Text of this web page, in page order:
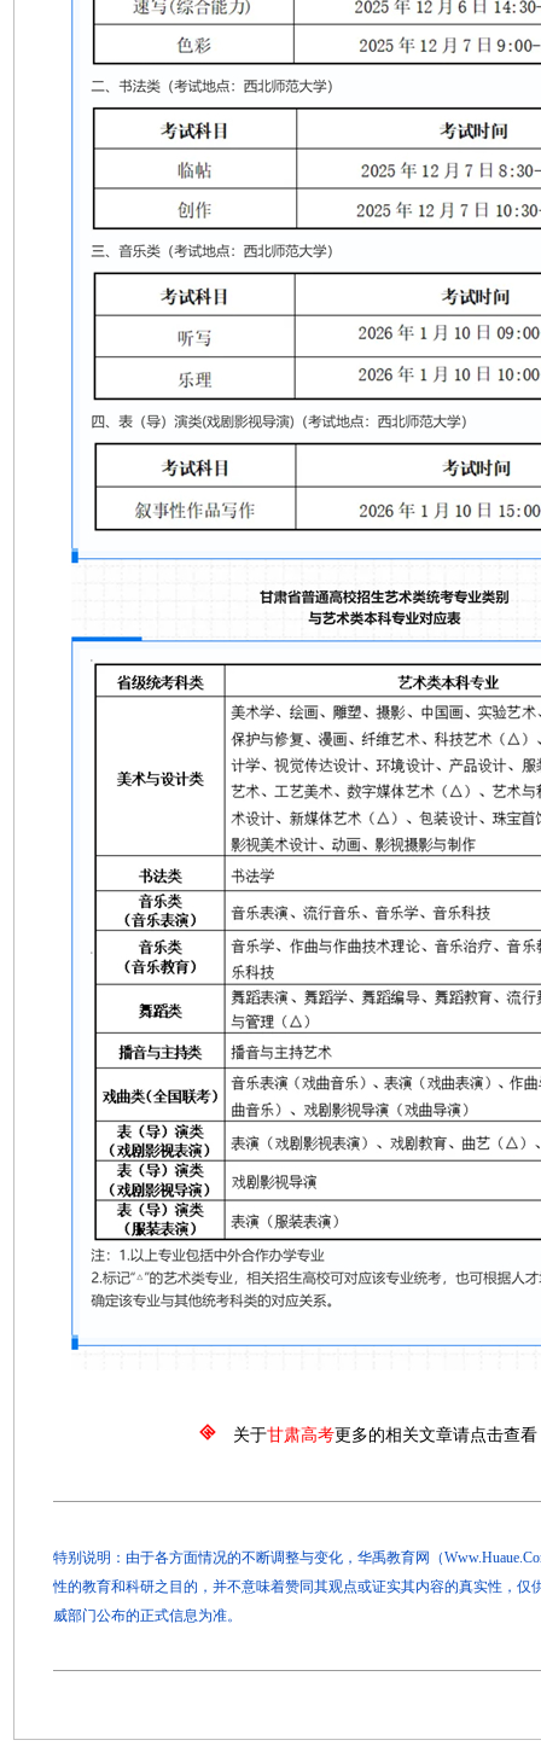
关于甘肃高考更多的相关文章请点击查看
特别说明：由于各方面情况的不断调整与变化，华禹教育网（
性的教育和科研之目的，并不意味着赞同其观点或证实其内容的真实性，仅
威部门公布的正式信息为准。